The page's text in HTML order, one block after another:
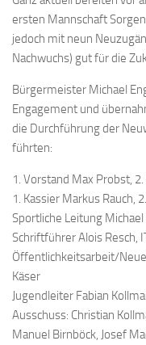
ersten Mannschaft
jedoch mit neun
Nachwuchs) gut für die
Bürgermeister Michael
Engagement und
die Durchführung der
führten:
1. Vorstand Max Probst,
1. Kassier Markus Rauch,
Sportliche Leitung
Schriftführer Alois Resch,
Öffentlichkeitsarbeit/
Käser
Jugendleiter Fabian
Ausschuss: Christian
Manuel Birnböck, Josef